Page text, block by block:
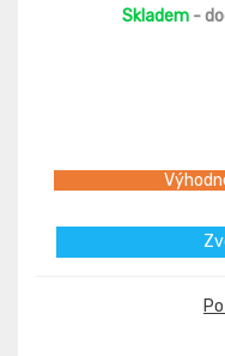
Skladem-